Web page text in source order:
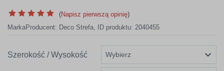
(Napisz pierwszą opinię)
MarkaProducent: Deco Strefa, ID produktu: 2040455
Szerokość / Wysokość